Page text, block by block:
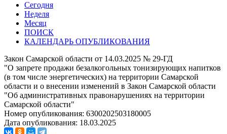
Сегодня
Неделя
Месяц
ПОИСК
КАЛЕНДАРЬ ОПУБЛИКОВАНИЯ
Закон Самарской области от 14.03.2025 № 29-ГД
"О запрете продажи безалкогольных тонизирующих напитков
(в том числе энергетических) на территории Самарской
области и о внесении изменений в Закон Самарской области
"Об административных правонарушениях на территории
Самарской области"
Номер опубликования: 6300202503180005
Дата опубликования: 18.03.2025